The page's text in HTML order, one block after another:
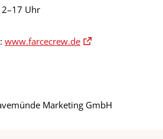
Uhr
www.farcecrew.de
Marketing GmbH